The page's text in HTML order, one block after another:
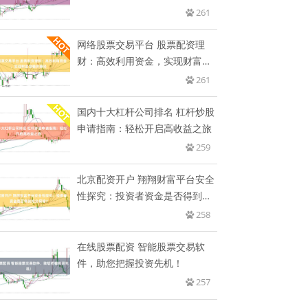
261
网络股票交易平台 股票配资理
财：高效利用资金，实现财富增
261
国内十大杠杆公司排名 杠杆炒股
申请指南：轻松开启高收益之旅
259
北京配资开户 翔翔财富平台安全
性探究：投资者资金是否得到充
258
在线股票配资 智能股票交易软
件，助您把握投资先机！
257